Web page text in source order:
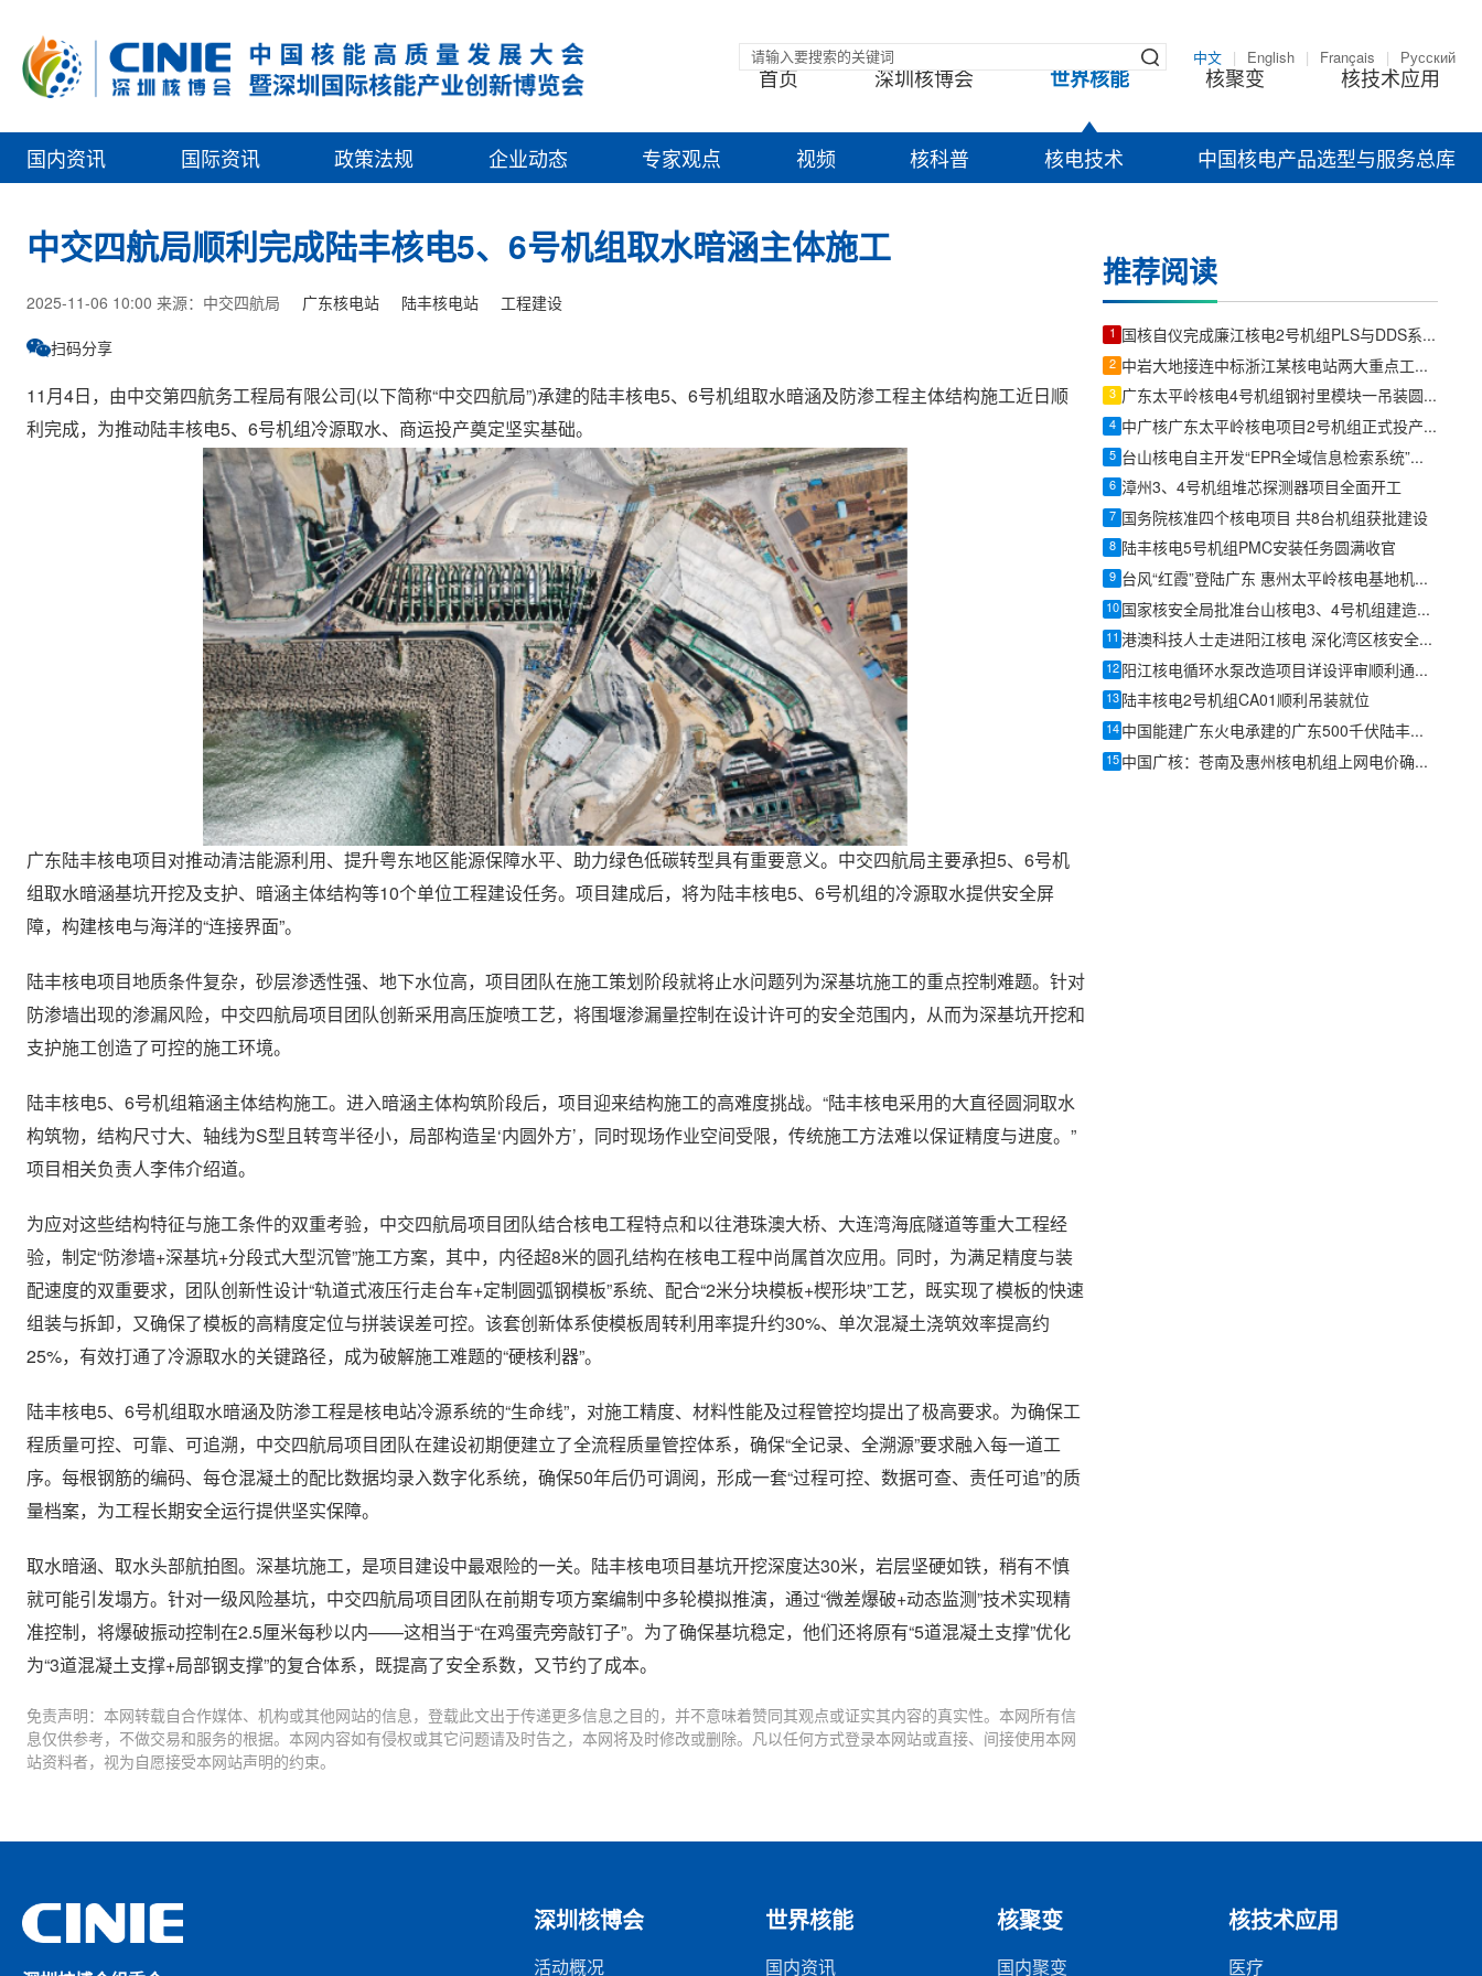
中文 English Français Русский
首页 深圳核博会 世界核能 核聚变 核技术应用
国内资讯 国际资讯 政策法规 企业动态 专家观点 视频 核科普 核电技术 中国核电产品选型与服务总库
中交四航局顺利完成陆丰核电5、6号机组取水暗涵主体施工
2025-11-06 10:00 来源：中交四航局 广东核电站 陆丰核电站 工程建设
扫码分享
11月4日，由中交第四航务工程局有限公司(以下简称“中交四航局”)承建的陆丰核电5、6号机组取水暗涵及防渗工程主体结构施工近日顺
利完成，为推动陆丰核电5、6号机组冷源取水、商运投产奠定坚实基础。
广东陆丰核电项目对推动清洁能源利用、提升粤东地区能源保障水平、助力绿色低碳转型具有重要意义。中交四航局主要承担5、6号机
组取水暗涵基坑开挖及支护、暗涵主体结构等10个单位工程建设任务。项目建成后，将为陆丰核电5、6号机组的冷源取水提供安全屏
障，构建核电与海洋的“连接界面”。
陆丰核电项目地质条件复杂，砂层渗透性强、地下水位高，项目团队在施工策划阶段就将止水问题列为深基坑施工的重点控制难题。针对
防渗墙出现的渗漏风险，中交四航局项目团队创新采用高压旋喷工艺，将围堰渗漏量控制在设计许可的安全范围内，从而为深基坑开挖和
支护施工创造了可控的施工环境。
陆丰核电5、6号机组箱涵主体结构施工。进入暗涵主体构筑阶段后，项目迎来结构施工的高难度挑战。“陆丰核电采用的大直径圆洞取水
构筑物，结构尺寸大、轴线为S型且转弯半径小，局部构造呈‘内圆外方’，同时现场作业空间受限，传统施工方法难以保证精度与进度。”
项目相关负责人李伟介绍道。
为应对这些结构特征与施工条件的双重考验，中交四航局项目团队结合核电工程特点和以往港珠澳大桥、大连湾海底隧道等重大工程经
验，制定“防渗墙+深基坑+分段式大型沉管”施工方案，其中，内径超8米的圆孔结构在核电工程中尚属首次应用。同时，为满足精度与装
配速度的双重要求，团队创新性设计“轨道式液压行走台车+定制圆弧钢模板”系统、配合“2米分块模板+楔形块”工艺，既实现了模板的快速
组装与拆卸，又确保了模板的高精度定位与拼装误差可控。该套创新体系使模板周转利用率提升约30%、单次混凝土浇筑效率提高约
25%，有效打通了冷源取水的关键路径，成为破解施工难题的“硬核利器”。
陆丰核电5、6号机组取水暗涵及防渗工程是核电站冷源系统的“生命线”，对施工精度、材料性能及过程管控均提出了极高要求。为确保工
程质量可控、可靠、可追溯，中交四航局项目团队在建设初期便建立了全流程质量管控体系，确保“全记录、全溯源”要求融入每一道工
序。每根钢筋的编码、每仓混凝土的配比数据均录入数字化系统，确保50年后仍可调阅，形成一套“过程可控、数据可查、责任可追”的质
量档案，为工程长期安全运行提供坚实保障。
取水暗涵、取水头部航拍图。深基坑施工，是项目建设中最艰险的一关。陆丰核电项目基坑开挖深度达30米，岩层坚硬如铁，稍有不慎
就可能引发塌方。针对一级风险基坑，中交四航局项目团队在前期专项方案编制中多轮模拟推演，通过“微差爆破+动态监测”技术实现精
准控制，将爆破振动控制在2.5厘米每秒以内——这相当于“在鸡蛋壳旁敲钉子”。为了确保基坑稳定，他们还将原有“5道混凝土支撑”优化
为“3道混凝土支撑+局部钢支撑”的复合体系，既提高了安全系数，又节约了成本。
免责声明：本网转载自合作媒体、机构或其他网站的信息，登载此文出于传递更多信息之目的，并不意味着赞同其观点或证实其内容的真实性。本网所有信
息仅供参考，不做交易和服务的根据。本网内容如有侵权或其它问题请及时告之，本网将及时修改或删除。凡以任何方式登录本网站或直接、间接使用本网
站资料者，视为自愿接受本网站声明的约束。
推荐阅读
1 国核自仪完成廉江核电2号机组PLS与DDS系统首批机柜发运
2 中岩大地接连中标浙江某核电站两大重点工程项目
3 广东太平岭核电4号机组钢衬里模块一吊装圆满收官
4 中广核广东太平岭核电项目2号机组正式投产发电
5 台山核电自主开发“EPR全域信息检索系统”，实现一站式智能检索
6 漳州3、4号机组堆芯探测器项目全面开工
7 国务院核准四个核电项目 共8台机组获批建设
8 陆丰核电5号机组PMC安装任务圆满收官
9 台风“红霞”登陆广东 惠州太平岭核电基地机组保持安全稳定
10 国家核安全局批准台山核电3、4号机组建造阶段质量保证大纲
11 港澳科技人士走进阳江核电 深化湾区核安全科普共建
12 阳江核电循环水泵改造项目详设评审顺利通过评审
13 陆丰核电2号机组CA01顺利吊装就位
14 中国能建广东火电承建的广东500千伏陆丰核电一期接入系统工程施工（标段一）投运
15 中国广核：苍南及惠州核电机组上网电价确认为0.4153元/千瓦时
深圳核博会
活动概况
世界核能
国内资讯
核聚变
国内聚变
核技术应用
医疗